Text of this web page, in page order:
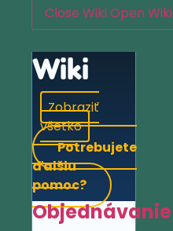
Close WikiOpen Wiki
Wiki
Zobraziť
všetko
Potrebujete
ďalšiu
pomoc?
Objednávanie